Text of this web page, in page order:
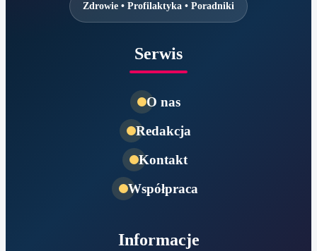
Zdrowie • Profilaktyka • Poradniki
Serwis
O nas
Redakcja
Kontakt
Współpraca
Informacje